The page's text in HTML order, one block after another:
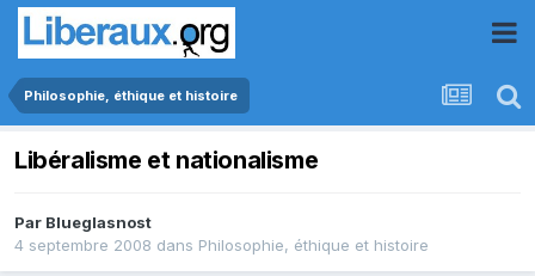
Philosophie, éthique et histoire
Libéralisme et nationalisme
Par Blueglasnost
4 septembre 2008 dans Philosophie, éthique et histoire